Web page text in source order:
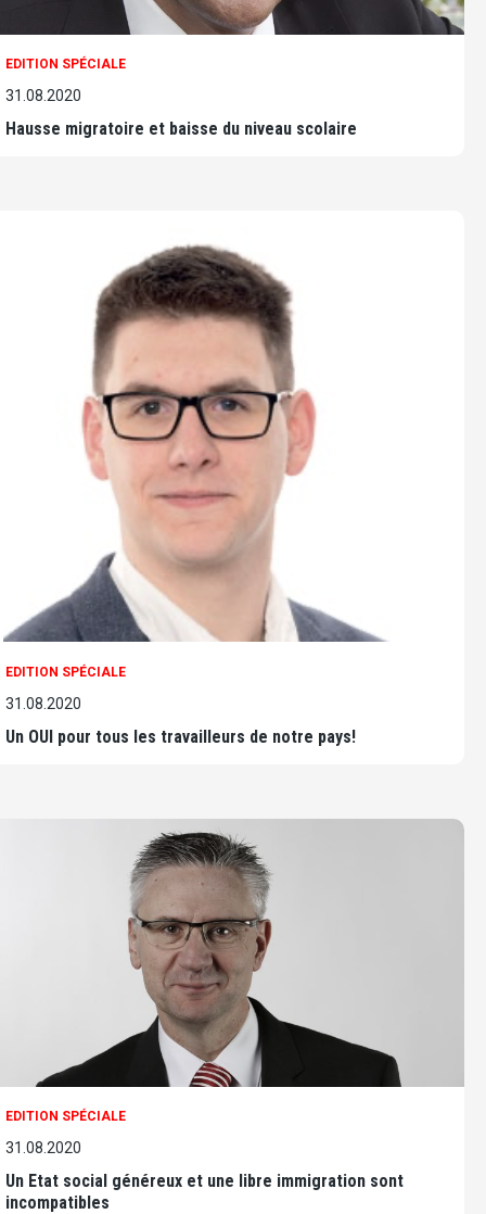
EDITION SPÉCIALE
31.08.2020
Hausse migratoire et baisse du niveau scolaire
EDITION SPÉCIALE
31.08.2020
Un OUI pour tous les travailleurs de notre pays!
EDITION SPÉCIALE
31.08.2020
Un Etat social généreux et une libre immigration sont
incompatibles